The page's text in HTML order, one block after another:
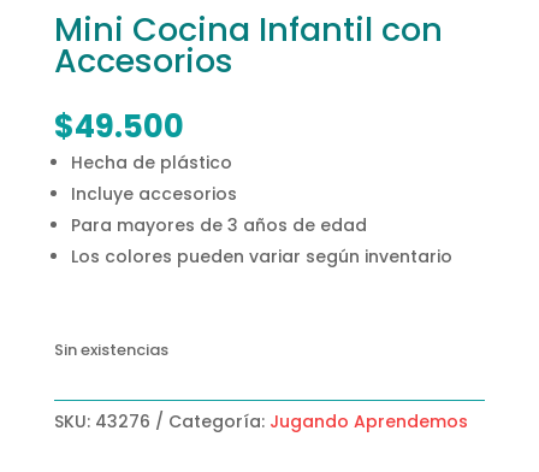
Mini Cocina Infantil con
Accesorios
$49.500
Hecha de plástico
Incluye accesorios
Para mayores de 3 años de edad
Los colores pueden variar según inventario
Sin existencias
SKU: 43276 Categoría: Jugando Aprendemos